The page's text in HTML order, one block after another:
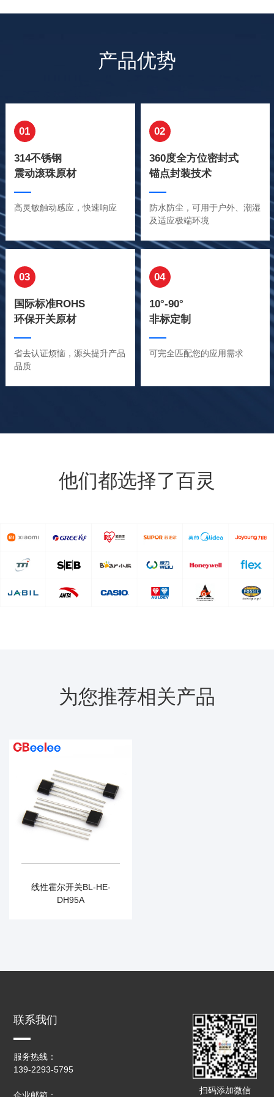
产品优势
01
314不锈钢
震动滚珠原材
高灵敏触动感应，快速响应
02
360度全方位密封式
锚点封装技术
防水防尘，可用于户外、潮湿
及适应极端环境
03
国际标准ROHS
环保开关原材
省去认证烦恼，源头提升产品
品质
04
10°-90°
非标定制
可完全匹配您的应用需求
他们都选择了百灵
为您推荐相关产品
线性霍尔开关BL-HE-
DH95A
联系我们
服务热线：
139-2293-5795
扫码添加微信